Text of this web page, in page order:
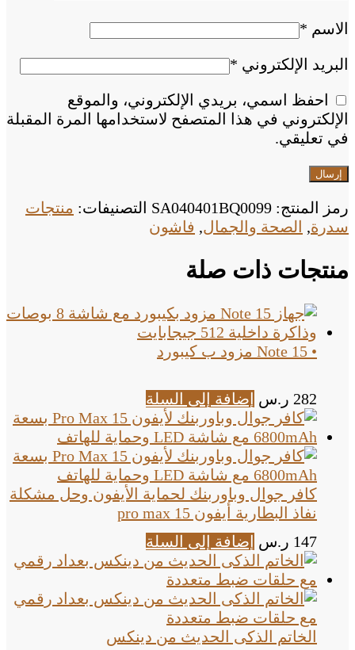
الاسم *
البريد الإلكتروني *
احفظ اسمي، بريدي الإلكتروني، والموقع
الإلكتروني في هذا المتصفح لاستخدامها المرة المقبلة
في تعليقي.
رمز المنتج: SA040401BQ0099 التصنيفات: منتجات
سدرة, الصحة والجمال, فاشون
منتجات ذات صلة
• Note 15 مزود ب كيبورد
282 ر.س إضافة إلى السلة
كافر جوال وباوربنك لحماية الأيفون وحل مشكلة
نفاذ البطارية أيفون 15 pro max
147 ر.س إضافة إلى السلة
الخاتم الذكى الحديث من دينكس